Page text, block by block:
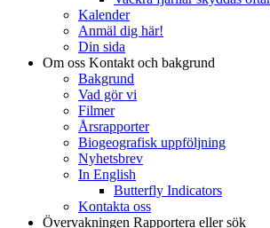
Kalender
Anmäl dig här!
Din sida
Om oss Kontakt och bakgrund
Bakgrund
Vad gör vi
Filmer
Årsrapporter
Biogeografisk uppföljning
Nyhetsbrev
In English
Butterfly Indicators
Kontakta oss
Övervakningen Rapportera eller sök